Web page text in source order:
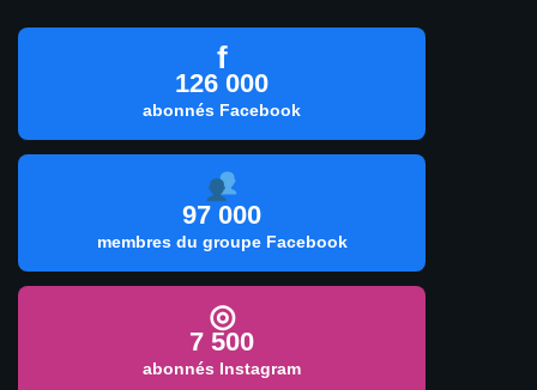
f
126 000
abonnés Facebook
97 000
membres du groupe Facebook
◎
7 500
abonnés Instagram